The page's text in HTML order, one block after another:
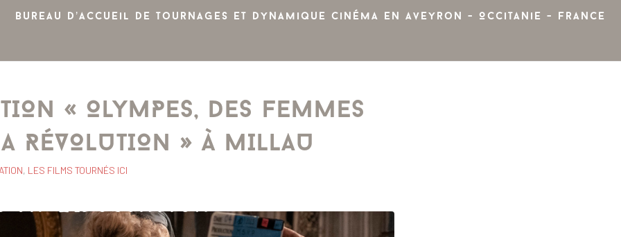
Bureau d’accueil de tournages et dynamique cinéma en Aveyron - Occitanie - France
« OLYMPES, DES FEMMES
RÉVOLUTION » À MILLAU
, LES FILMS TOURNÉS ICI